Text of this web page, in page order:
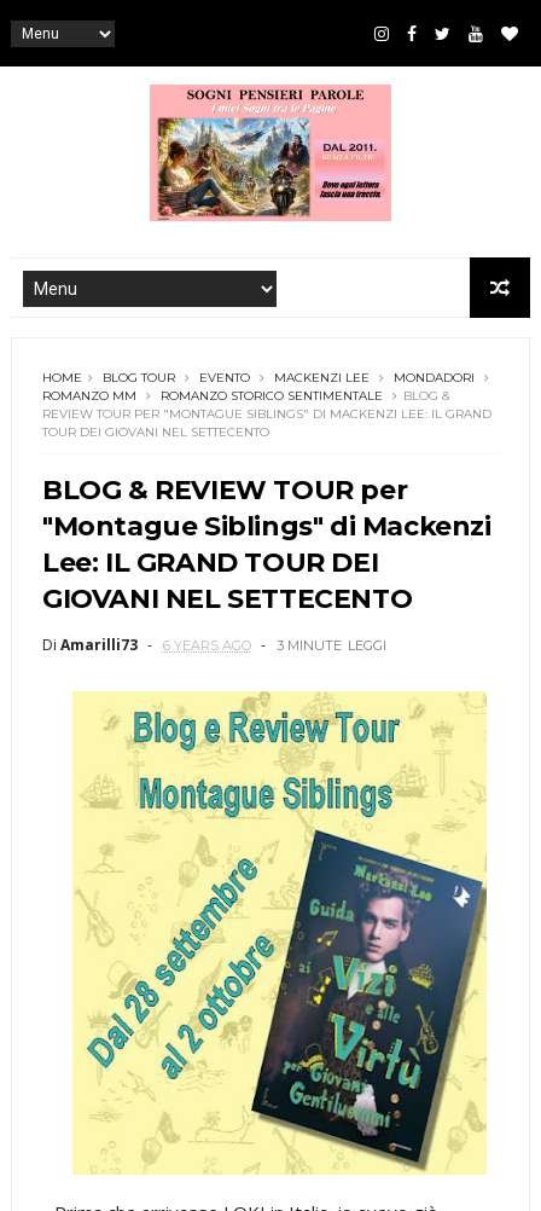
HOME BLOG TOUR EVENTO MACKENZI LEE
MONDADORI
ROMANZO MM
ROMANZO STORICO SENTIMENTALE
BLOG &
REVIEW TOUR PER "MONTAGUE SIBLINGS" DI MACKENZI LEE: IL GRAND
TOUR DEI GIOVANI NEL SETTECENTO
BLOG & REVIEW TOUR per
"Montague Siblings" di Mackenzi
Lee: IL GRAND TOUR DEI
GIOVANI NEL SETTECENTO
Di Amarilli73 6 YEARS AGO 3 MINUTE LEGGI